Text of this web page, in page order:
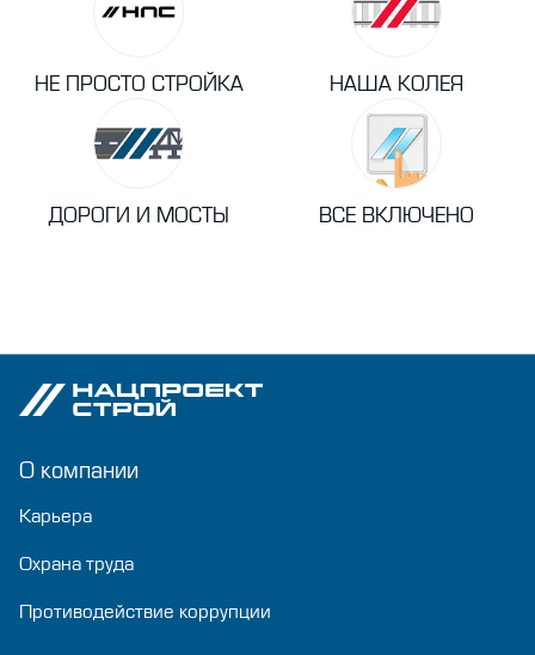
НЕ ПРОСТО СТРОЙКА НАША КОЛЕЯ
ДОРОГИ И МОСТЫ ВСЕ ВКЛЮЧЕНО
О компании
Карьера
Охрана труда
Противодействие коррупции